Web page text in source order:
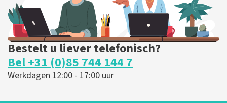
Bestelt u liever telefonisch?
Bel +31 (0)85 744 144 7
Werkdagen 12:00 - 17:00 uur